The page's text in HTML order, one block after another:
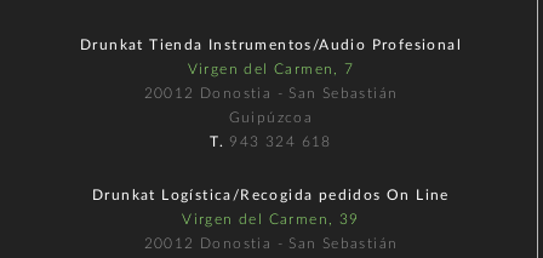
Drunkat Tienda Instrumentos/Audio Profesional
Virgen del Carmen, 7
20012 Donostia - San Sebastián
Guipúzcoa
T. 943 324 618
Drunkat Logística/Recogida pedidos On Line
Virgen del Carmen, 39
20012 Donostia - San Sebastián